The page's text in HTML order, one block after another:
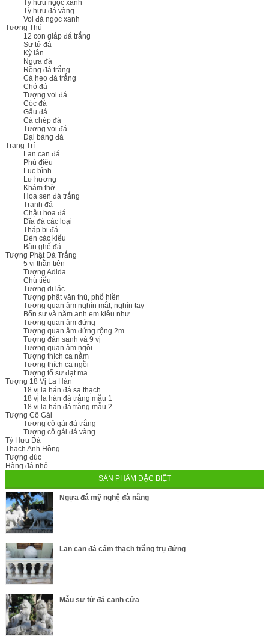
Tỳ hưu ngọc xanh
Tỳ hưu đá vàng
Voi đá ngọc xanh
Tượng Thú
12 con giáp đá trắng
Sư tử đá
Kỳ lân
Ngựa đá
Rồng đá trắng
Cá heo đá trắng
Chó đá
Tượng voi đá
Cóc đá
Gấu đá
Cá chép đá
Tượng voi đá
Đại bàng đá
Trang Trí
Lan can đá
Phù điêu
Lục bình
Lư hương
Khám thờ
Hoa sen đá trắng
Tranh đá
Chậu hoa đá
Đĩa đá các loại
Tháp bi đá
Đèn các kiểu
Bàn ghế đá
Tượng Phật Đá Trắng
5 vị thần tiên
Tượng Adida
Chú tiểu
Tượng di lặc
Tượng phật văn thù, phổ hiền
Tượng quan âm nghìn mắt, nghìn tay
Bổn sư và năm anh em kiều như
Tượng quan âm đứng
Tượng quan âm đứng rộng 2m
Tượng đản sanh và 9 vị
Tượng quan âm ngồi
Tượng thích ca nằm
Tượng thích ca ngồi
Tượng tổ sư đạt ma
Tượng 18 Vị La Hán
18 vị la hán đá sa thạch
18 vị la hán đá trắng mẫu 1
18 vị la hán đá trắng mẫu 2
Tượng Cô Gái
Tượng cô gái đá trắng
Tượng cô gái đá vàng
Tỳ Hưu Đá
Thạch Anh Hồng
Tượng đúc
Hàng đá nhỏ
SẢN PHẨM ĐẶC BIỆT
Ngựa đá mỹ nghệ đà nẵng
Lan can đá cẩm thạch trắng trụ đứng
Mẫu sư tử đá canh cửa